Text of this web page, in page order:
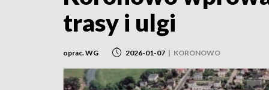
trasy i ulgi
oprac. WG 2026-01-07 | KORONOWO